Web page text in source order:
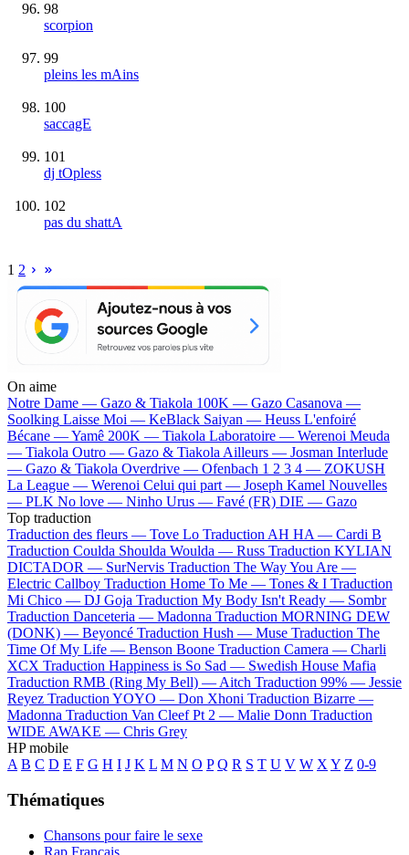
98
scorpion
99
pleins les mAins
100
saccagE
101
dj tOpless
102
pas du shattA
1 2
On aime
Notre Dame — Gazo & Tiakola 100K — Gazo Casanova —
Soolking Laisse Moi — KeBlack Saiyan — Heuss L'enfoiré
Bécane —Yamê 200K — Tiakola Laboratoire — Werenoi Meuda
— Tiakola Outro — Gazo & Tiakola Ailleurs — Josman Interlude
— Gazo & Tiakola Overdrive — Ofenbach 1 2 3 4 — ZOKUSH
La League — Werenoi Celui qui part — Joseph Kamel Nouvelles
— PLK No love — Ninho Urus — Favé (FR) DIE — Gazo
Top traduction
Traduction des fleurs — Tove Lo Traduction AH HA — Cardi B
Traduction Coulda Shoulda Woulda — Russ Traduction KYLIAN
DICTADOR — SurNervis Traduction The Way You Are —
Electric Callboy Traduction Home To Me — Tones & I Traduction
Mi Chico — DJ Goja Traduction My Body Isn't Ready — Sombr
Traduction Danceteria — Madonna Traduction MORNING DEW
(DONK) — Beyoncé Traduction Hush — Muse Traduction The
Time Of My Life — Benson Boone Traduction Camera — Charli
XCX Traduction Happiness is So Sad — Swedish House Mafia
Traduction RMB (Ring My Bell) — Aitch Traduction 99% — Jessie
Reyez Traduction YOYO — Don Xhoni Traduction Bizarre —
Madonna Traduction Van Cleef Pt 2 — Malie Donn Traduction
WIDE AWAKE — Chris Grey
HP mobile
A B C D E F G H I J K L M N O P Q R S T U V W X Y Z 0-9
Thématiques
Chansons pour faire le sexe
Rap Français